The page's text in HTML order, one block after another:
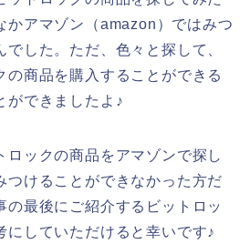
かアマゾン（amazon）ではみつ
した。ただ、色々と探して、
の商品を購入することができる
ができましたよ♪
ロックの商品をアマゾンで探し
つけることができなかった方だ
の最後にご紹介するビットロッ
にしていただけると幸いです♪